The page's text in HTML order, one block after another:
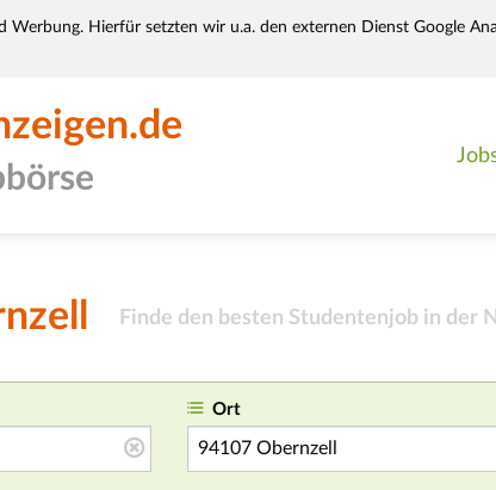
Hierfür setzten wir u.a. den externen Dienst Google
Finde den besten Studentenjob in der
Ort